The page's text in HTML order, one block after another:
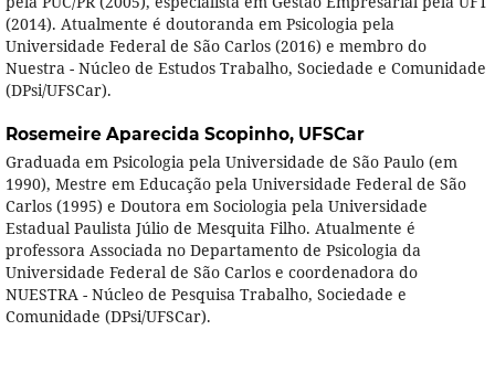
(2014). Atualmente é doutoranda em Psicologia pela
Universidade Federal de São Carlos (2016) e membro do
Nuestra - Núcleo de Estudos Trabalho, Sociedade e Comunidade
(DPsi/UFSCar).
Rosemeire Aparecida Scopinho, UFSCar
Graduada em Psicologia pela Universidade de São Paulo (em
1990), Mestre em Educação pela Universidade Federal de São
Carlos (1995) e Doutora em Sociologia pela Universidade
Estadual Paulista Júlio de Mesquita Filho. Atualmente é
professora Associada no Departamento de Psicologia da
Universidade Federal de São Carlos e coordenadora do
NUESTRA - Núcleo de Pesquisa Trabalho, Sociedade e
Comunidade (DPsi/UFSCar).